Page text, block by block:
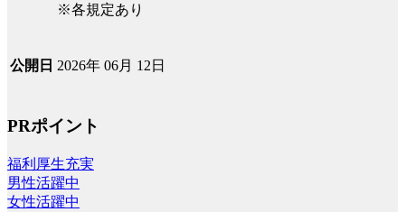
※各規定あり
公開日 2026年 06月 12日
PRポイント
福利厚生充実
男性活躍中
女性活躍中